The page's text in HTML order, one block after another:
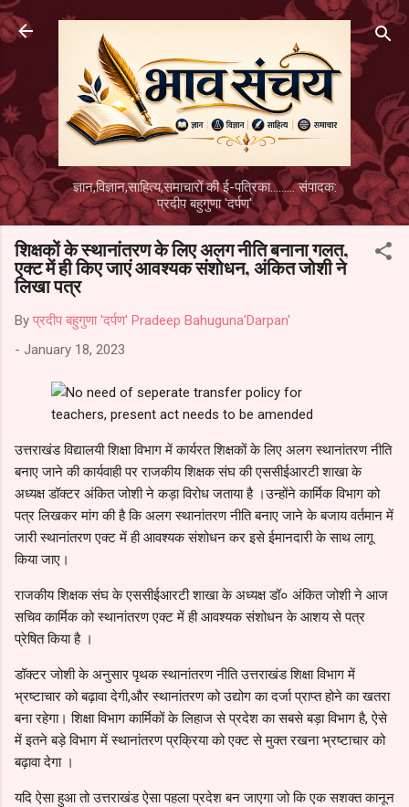
Skip to main content
ज्ञान,विज्ञान,साहित्य,समाचारों की ई-पत्रिका......... संपादक:
प्रदीप बहुगुणा 'दर्पण'
शिक्षकों के स्थानांतरण के लिए अलग नीति बनाना गलत,
एक्ट में ही किए जाएं आवश्यक संशोधन, अंकित जोशी ने
लिखा पत्र
By प्रदीप बहुगुणा 'दर्पण' Pradeep Bahuguna'Darpan'
- January 18, 2023
उत्तराखंड विद्यालयी शिक्षा विभाग में कार्यरत शिक्षकों के लिए अलग स्थानांतरण नीति
बनाए जाने की कार्यवाही पर राजकीय शिक्षक संघ की एससीईआरटी शाखा के
अध्यक्ष डॉक्टर अंकित जोशी ने कड़ा विरोध जताया है ।उन्होंने कार्मिक विभाग को
पत्र लिखकर मांग की है कि अलग स्थानांतरण नीति बनाए जाने के बजाय वर्तमान में
जारी स्थानांतरण एक्ट में ही आवश्यक संशोधन कर इसे ईमानदारी के साथ लागू
किया जाए।
राजकीय शिक्षक संघ के एससीईआरटी शाखा के अध्यक्ष डॉ० अंकित जोशी ने आज
सचिव कार्मिक को स्थानांतरण एक्ट में ही आवश्यक संशोधन के आशय से पत्र
प्रेषित किया है ।
डॉक्टर जोशी के अनुसार पृथक स्थानांतरण नीति उत्तराखंड शिक्षा विभाग में
भ्रष्टाचार को बढ़ावा देगी,और स्थानांतरण को उद्योग का दर्जा प्राप्त होने का खतरा
बना रहेगा। शिक्षा विभाग कार्मिकों के लिहाज से प्रदेश का सबसे बड़ा विभाग है, ऐसे
में इतने बड़े विभाग में स्थानांतरण प्रक्रिया को एक्ट से मुक्त रखना भ्रष्टाचार को
बढ़ावा देगा ।
यदि ऐसा हुआ तो उत्तराखंड ऐसा पहला प्रदेश बन जाएगा जो कि एक सशक्त कानून